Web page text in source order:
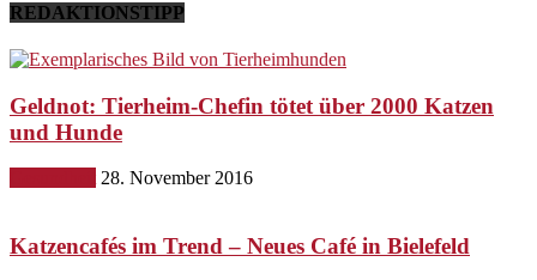
REDAKTIONSTIPP
Geldnot: Tierheim-Chefin tötet über 2000 Katzen
und Hunde
28. November 2016
Katzencafés im Trend – Neues Café in Bielefeld